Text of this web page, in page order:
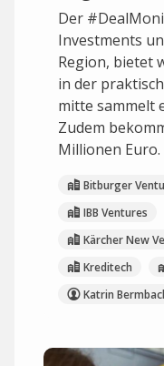
Der
Investments
Region, bietet
in der
mitte sammelt
Zudem
Millionen Euro.
Bitburger
IBB Ventures
Kärcher New
Kreditech
Katrin